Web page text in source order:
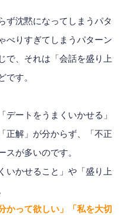
ず沈黙になってしまうパタ
べりすぎてしまうパターン
で、それは「会話を盛り上
です。
ートをうまくいかせる」
正解」が分からず、「不正
スが多いのです。
いかせること」や「盛り上
かって欲しい」「私を大切